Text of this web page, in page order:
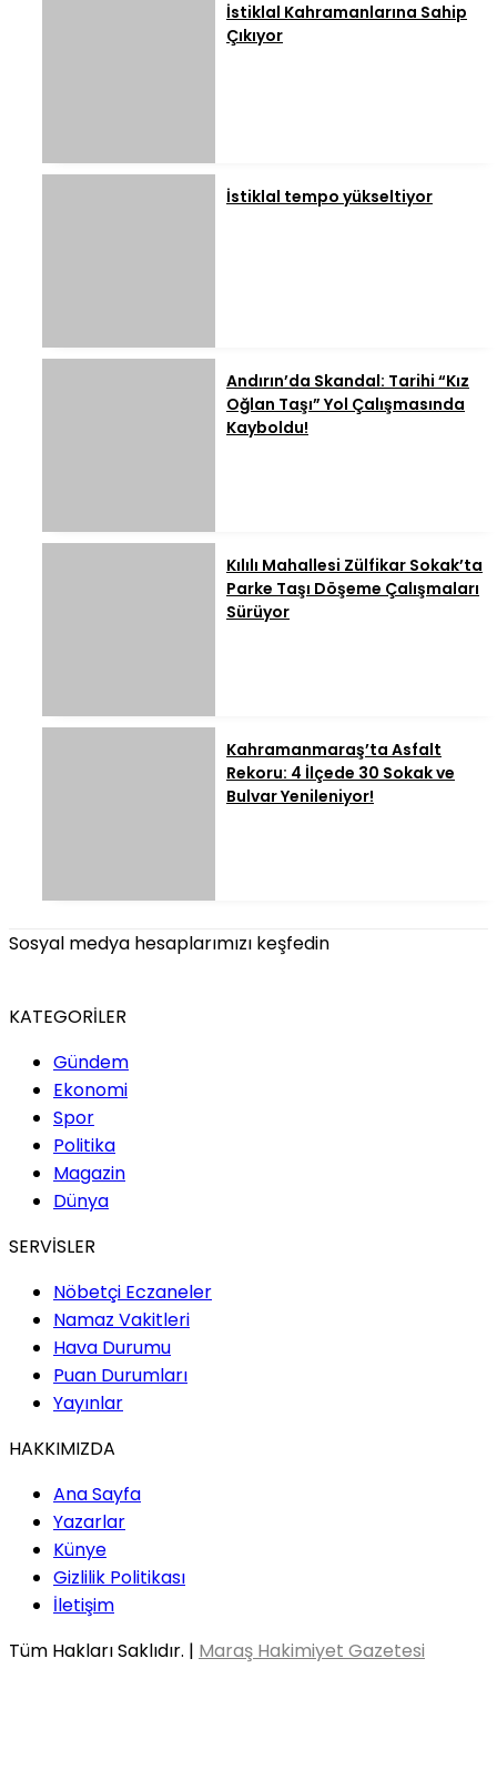
İstiklal Kahramanlarına Sahip
Çıkıyor
İstiklal tempo yükseltiyor
Andırın’da Skandal: Tarihi “Kız
Oğlan Taşı” Yol Çalışmasında
Kayboldu!
Kılılı Mahallesi Zülfikar Sokak’ta
Parke Taşı Döşeme Çalışmaları
Sürüyor
Kahramanmaraş’ta Asfalt
Rekoru: 4 İlçede 30 Sokak ve
Bulvar Yenileniyor!
Sosyal medya hesaplarımızı keşfedin
KATEGORİLER
Gündem
Ekonomi
Spor
Politika
Magazin
Dünya
SERVİSLER
Nöbetçi Eczaneler
Namaz Vakitleri
Hava Durumu
Puan Durumları
Yayınlar
HAKKIMIZDA
Ana Sayfa
Yazarlar
Künye
Gizlilik Politikası
İletişim
Tüm Hakları Saklıdır. | Maraş Hakimiyet Gazetesi